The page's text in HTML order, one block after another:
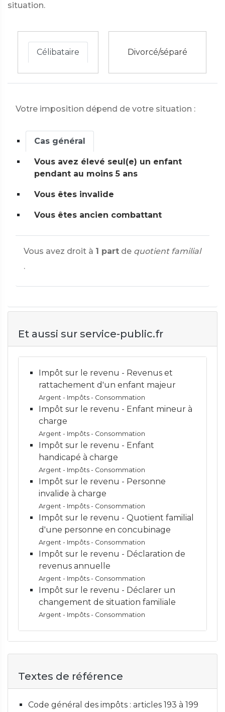
situation.
Célibataire Divorcé/séparé
Votre imposition dépend de votre situation :
Cas général
Vous avez élevé seul(e) un enfant
pendant au moins 5 ans
Vous êtes invalide
Vous êtes ancien combattant
Vous avez droit à 1 part de quotient familial
.
Et aussi sur service-public.fr
Impôt sur le revenu - Revenus et
rattachement d'un enfant majeur
Argent - Impôts - Consommation
Impôt sur le revenu - Enfant mineur à
charge
Argent - Impôts - Consommation
Impôt sur le revenu - Enfant
handicapé à charge
Argent - Impôts - Consommation
Impôt sur le revenu - Personne
invalide à charge
Argent - Impôts - Consommation
Impôt sur le revenu - Quotient familial
d'une personne en concubinage
Argent - Impôts - Consommation
Impôt sur le revenu - Déclaration de
revenus annuelle
Argent - Impôts - Consommation
Impôt sur le revenu - Déclarer un
changement de situation familiale
Argent - Impôts - Consommation
Textes de référence
Code général des impôts : articles 193 à 199